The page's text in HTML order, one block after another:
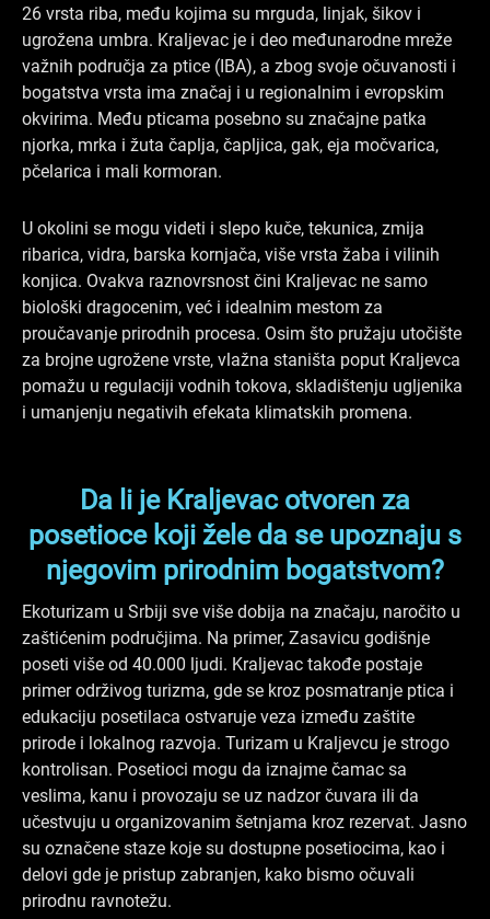
26 vrsta riba, među kojima su mrguda, linjak, šikov i
ugrožena umbra. Kraljevac je i deo međunarodne mreže
važnih područja za ptice (IBA), a zbog svoje očuvanosti i
bogatstva vrsta ima značaj i u regionalnim i evropskim
okvirima. Među pticama posebno su značajne patka
njorka, mrka i žuta čaplja, čapljica, gak, eja močvarica,
pčelarica i mali kormoran.
U okolini se mogu videti i slepo kuče, tekunica, zmija
ribarica, vidra, barska kornjača, više vrsta žaba i vilinih
konjica. Ovakva raznovrsnost čini Kraljevac ne samo
biološki dragocenim, već i idealnim mestom za
proučavanje prirodnih procesa. Osim što pružaju utočište
za brojne ugrožene vrste, vlažna staništa poput Kraljevca
pomažu u regulaciji vodnih tokova, skladištenju ugljenika
i umanjenju negativih efekata klimatskih promena.
Da li je Kraljevac otvoren za
posetioce koji žele da se upoznaju s
njegovim prirodnim bogatstvom?
Ekoturizam u Srbiji sve više dobija na značaju, naročito u
zaštićenim područjima. Na primer, Zasavicu godišnje
poseti više od 40.000 ljudi. Kraljevac takođe postaje
primer održivog turizma, gde se kroz posmatranje ptica i
edukaciju posetilaca ostvaruje veza između zaštite
prirode i lokalnog razvoja. Turizam u Kraljevcu je strogo
kontrolisan. Posetioci mogu da iznajme čamac sa
veslima, kanu i provozaju se uz nadzor čuvara ili da
učestvuju u organizovanim šetnjama kroz rezervat. Jasno
su označene staze koje su dostupne posetiocima, kao i
delovi gde je pristup zabranjen, kako bismo očuvali
prirodnu ravnotežu.